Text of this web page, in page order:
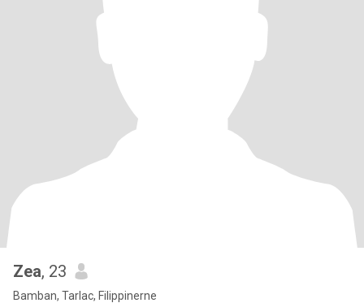
Zea, 23
Bamban, Tarlac, Filippinerne